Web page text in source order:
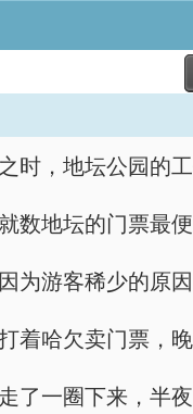
时，地坛公园的
数地坛的门票最
为游客稀少的原
着哈欠卖门票，
了一圈下来，半